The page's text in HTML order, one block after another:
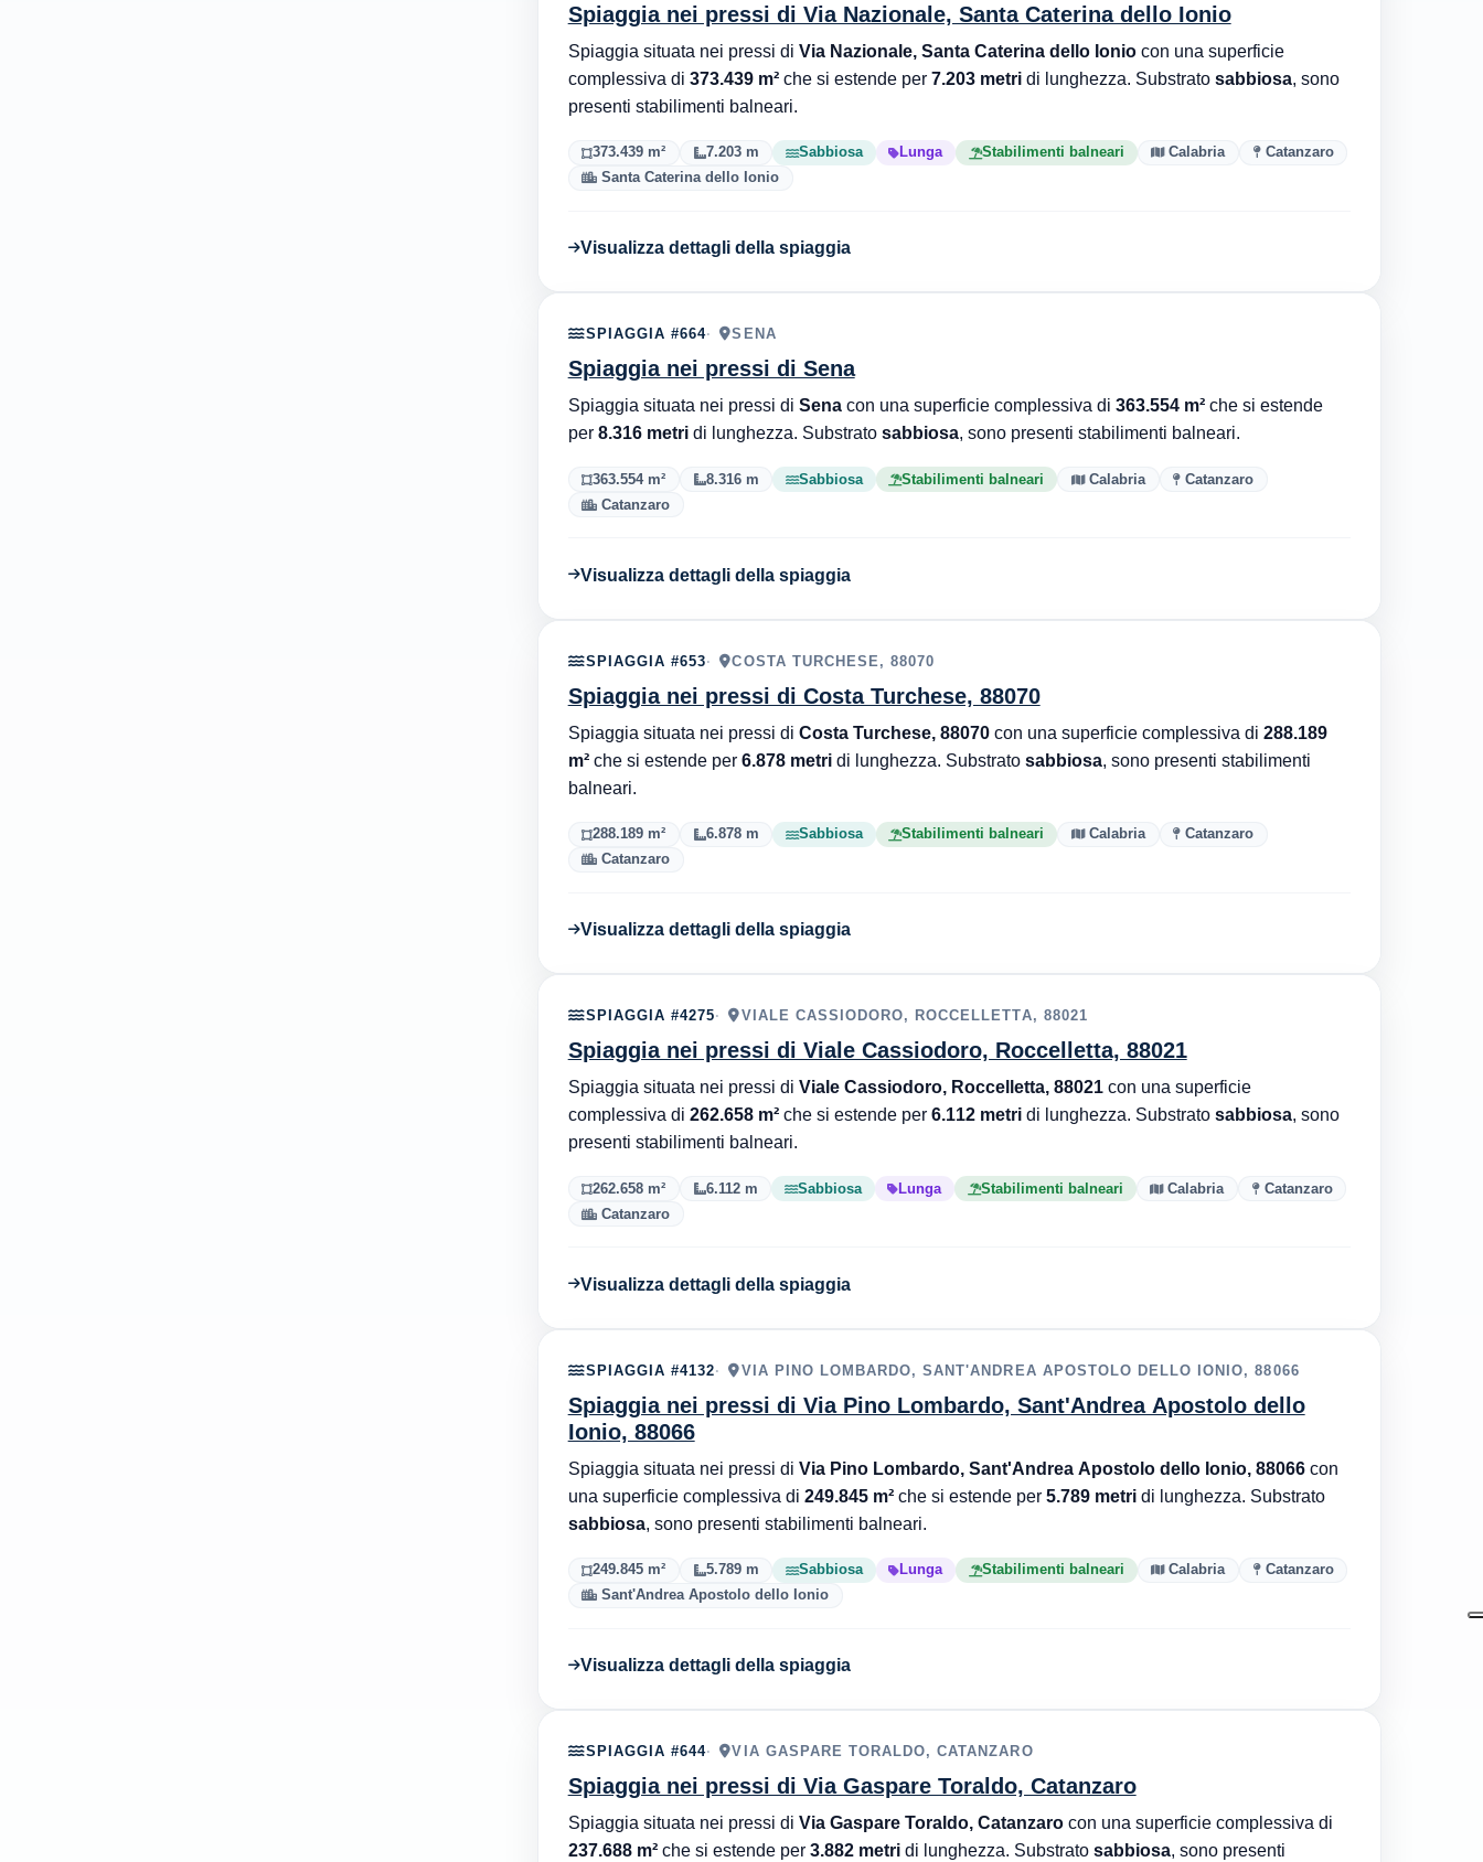
Spiaggia nei pressi di Via Nazionale, Santa Caterina dello Ionio
Spiaggia situata nei pressi di Via Nazionale, Santa Caterina dello Ioniocon una superficie
complessiva di 373.439 m²che si estende per 7.203 metridi lunghezza. Substrato sabbiosa, sono
presenti stabilimenti balneari.
373.439 m² 7.203 m Sabbiosa Lunga Stabilimenti balneari Calabria
Catanzaro
Santa Caterina dello Ionio
Visualizza dettagli della spiaggia
SPIAGGIA #664 SENA
Spiaggia nei pressi di Sena
Spiaggia situata nei pressi di Senacon una superficie complessiva di 363.554 m²che si estende
per 8.316 metridi lunghezza. Substrato sabbiosa, sono presenti stabilimenti balneari.
363.554 m² 8.316 m Sabbiosa Stabilimenti balneari Calabria
Catanzaro
Catanzaro
Visualizza dettagli della spiaggia
SPIAGGIA #653 COSTA TURCHESE, 88070
Spiaggia nei pressi di Costa Turchese, 88070
Spiaggia situata nei pressi di Costa Turchese, 88070con una superficie complessiva di 288.189
m²che si estende per 6.878 metridi lunghezza. Substrato sabbiosa, sono presenti stabilimenti
balneari.
288.189 m² 6.878 m Sabbiosa Stabilimenti balneari Calabria
Catanzaro
Catanzaro
Visualizza dettagli della spiaggia
SPIAGGIA #4275 VIALE CASSIODORO, ROCCELLETTA, 88021
Spiaggia nei pressi di Viale Cassiodoro, Roccelletta, 88021
Spiaggia situata nei pressi di Viale Cassiodoro, Roccelletta, 88021con una superficie
complessiva di 262.658 m²che si estende per 6.112 metridi lunghezza. Substrato sabbiosa, sono
presenti stabilimenti balneari.
262.658 m² 6.112 m Sabbiosa Lunga Stabilimenti balneari Calabria
Catanzaro
Catanzaro
Visualizza dettagli della spiaggia
SPIAGGIA #4132 VIA PINO LOMBARDO, SANT'ANDREA APOSTOLO DELLO IONIO, 88066
Spiaggia nei pressi di Via Pino Lombardo, Sant'Andrea Apostolo dello
Ionio, 88066
Spiaggia situata nei pressi di Via Pino Lombardo, Sant'Andrea Apostolo dello Ionio, 88066con
una superficie complessiva di 249.845 m²che si estende per 5.789 metridi lunghezza. Substrato
sabbiosa, sono presenti stabilimenti balneari.
249.845 m² 5.789 m Sabbiosa Lunga Stabilimenti balneari Calabria
Catanzaro
Sant'Andrea Apostolo dello Ionio
Visualizza dettagli della spiaggia
SPIAGGIA #644 VIA GASPARE TORALDO, CATANZARO
Spiaggia nei pressi di Via Gaspare Toraldo, Catanzaro
Spiaggia situata nei pressi di Via Gaspare Toraldo, Catanzarocon una superficie complessiva di
237.688 m²che si estende per 3.882 metridi lunghezza. Substrato sabbiosa, sono presenti